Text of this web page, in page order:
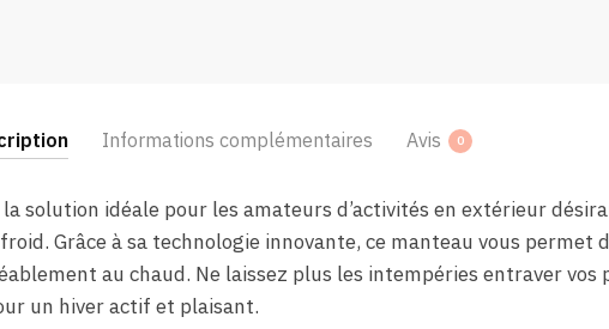
Informations complémentaires Avis 0
solution idéale pour les amateurs d’activités en extérieur
Grâce à sa technologie innovante, ce manteau vous permet
au chaud. Ne laissez plus les intempéries entraver vos
un hiver actif et plaisant.